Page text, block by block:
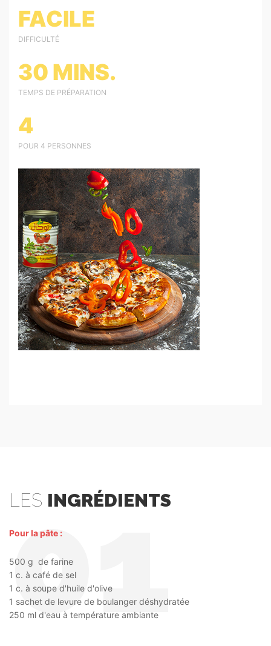
FACILE
DIFFICULTÉ
30 MINS.
TEMPS DE PRÉPARATION
4
POUR 4 PERSONNES
LES INGRÉDIENTS
Pour la pâte :
500 g de farine
1 c. à café de sel
1 c. à soupe d'huile d'olive
1 sachet de levure de boulanger déshydratée
250 ml d'eau à température ambiante